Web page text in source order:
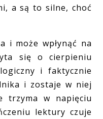
a są to silne, choć
wpłynąć na
się o cierpieniu
i faktycznie
i zostaje w niej
trzyma w napięciu
lektury czuje